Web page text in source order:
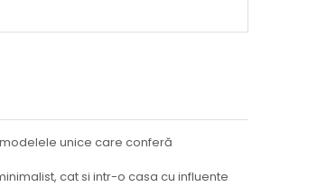
unice care conferă
cat si intr-o casa cu influente